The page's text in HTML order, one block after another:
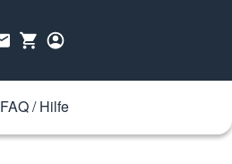
FAQ / Hilfe